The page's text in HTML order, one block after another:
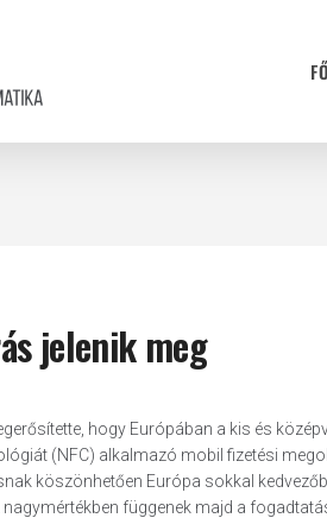
jelenik meg
hogy Európában a kis és
(NFC) alkalmazó mobil fizetési
köszönhetően Európa sokkal
függenek majd a